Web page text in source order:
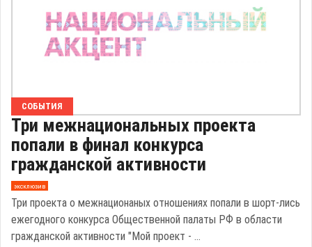
СОБЫТИЯ
Три межнациональных проекта
попали в финал конкурса
гражданской активности
эксклюзив
Три проекта о межнационаных отношениях попали в шорт-лись
ежегодного конкурса Общественной палаты РФ в области
гражданской активности "Мой проект - ...